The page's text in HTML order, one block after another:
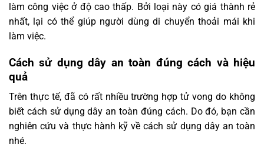
làm công việc ở độ cao thấp. Bởi loại này có giá thành rẻ
nhất, lại có thể giúp người dùng di chuyển thoải mái khi
làm việc.
Cách sử dụng dây an toàn đúng cách và hiệu
quả
Trên thực tế, đã có rất nhiều trường hợp tử vong do không
biết cách sử dụng dây an toàn đúng cách. Do đó, bạn cần
nghiên cứu và thực hành kỹ về cách sử dụng dây an toàn
nhé.